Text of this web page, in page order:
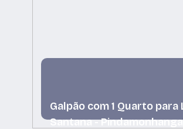
Galpão com 1 Quarto para
Santana -